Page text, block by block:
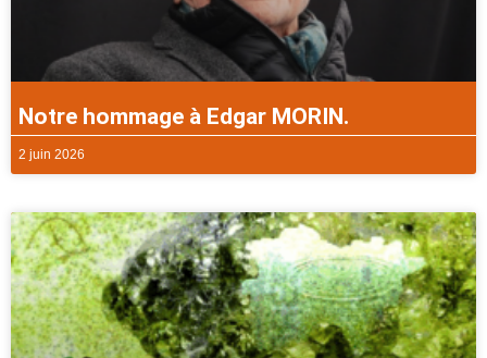
Notre hommage à Edgar MORIN.
2 juin 2026